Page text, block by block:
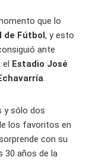
que lo
de Fútbol, y esto
ante
el Estadio José
.
y sólo dos
los favoritos en
con su
30 años de la